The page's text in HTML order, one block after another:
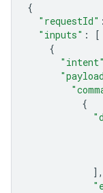
{
"requestId" :
"inputs" :
[
{
"intent"
{
],